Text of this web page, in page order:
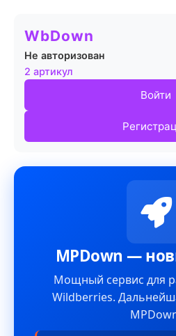
WbDown
Не авторизован
2 артикул
Войти
MPDown —
Мощный сервис для
Wildberries.